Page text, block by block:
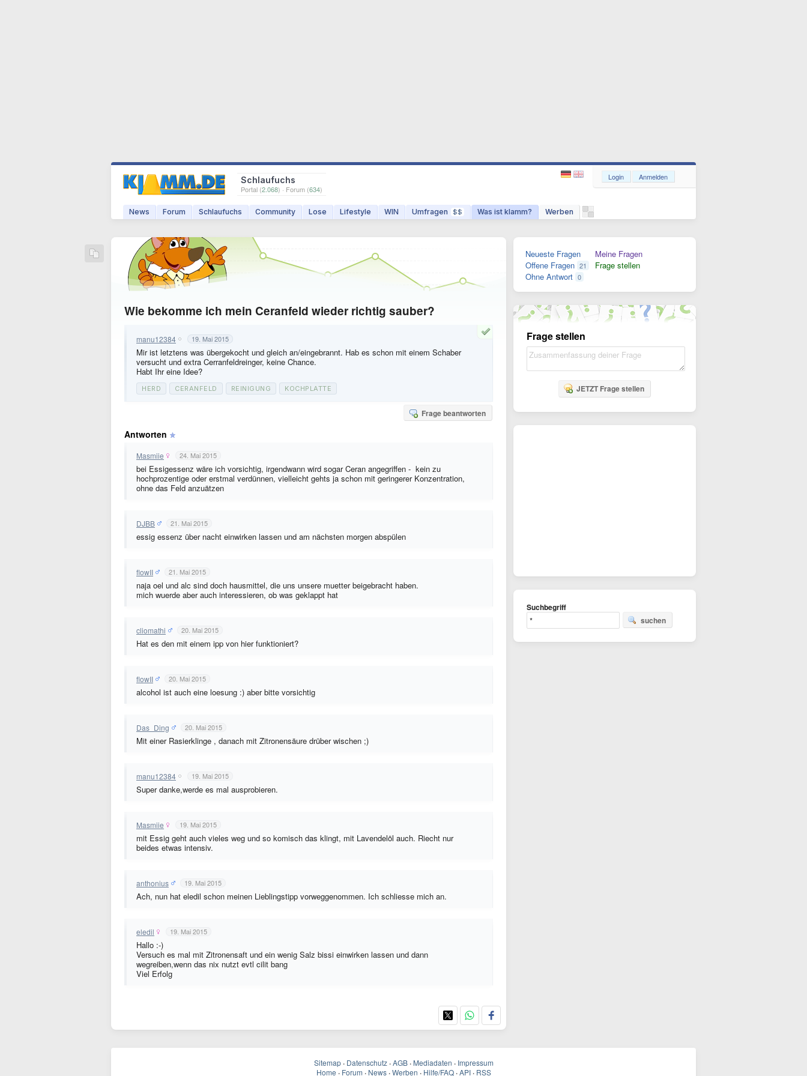
Schlaufuchs
Portal (2.068) · Forum (634)
News Forum Schlaufuchs Community Lose Lifestyle WIN Umfragen $$ Was ist klamm? Werben
Login Anmelden
Wie bekomme ich mein Ceranfeld wieder richtig sauber?
manu12384 19. Mai 2015
Mir ist letztens was übergekocht und gleich an/eingebrannt. Hab es schon mit einem Schaber
versucht und extra Cerranfeldreinger, keine Chance.
Habt Ihr eine Idee?
HERD CERANFELD REINIGUNG KOCHPLATTE
Frage beantworten
Antworten
Masmiie 24. Mai 2015
bei Essigessenz wäre ich vorsichtig, irgendwann wird sogar Ceran angegriffen - kein zu
hochprozentige oder erstmal verdünnen, vielleicht gehts ja schon mit geringerer Konzentration,
ohne das Feld anzuätzen
DJBB 21. Mai 2015
essig essenz über nacht einwirken lassen und am nächsten morgen abspülen
flowII 21. Mai 2015
naja oel und alc sind doch hausmittel, die uns unsere muetter beigebracht haben.
mich wuerde aber auch interessieren, ob was geklappt hat
cliomathi 20. Mai 2015
Hat es den mit einem ipp von hier funktioniert?
flowII 20. Mai 2015
alcohol ist auch eine loesung :) aber bitte vorsichtig
Das_Ding 20. Mai 2015
Mit einer Rasierklinge , danach mit Zitronensäure drüber wischen ;)
manu12384 19. Mai 2015
Super danke,werde es mal ausprobieren.
Masmiie 19. Mai 2015
mit Essig geht auch vieles weg und so komisch das klingt, mit Lavendelöl auch. Riecht nur
beides etwas intensiv.
anthonius 19. Mai 2015
Ach, nun hat eledil schon meinen Lieblingstipp vorweggenommen. Ich schliesse mich an.
eledil 19. Mai 2015
Hallo :-)
Versuch es mal mit Zitronensaft und ein wenig Salz bissi einwirken lassen und dann
wegreiben,wenn das nix nutzt evtl cilit bang
Viel Erfolg
Neueste Fragen
Offene Fragen 21
Ohne Antwort 0
Meine Fragen
Frage stellen
Frage stellen
JETZT Frage stellen
Suchbegriff
suchen
Sitemap · Datenschutz · AGB · Mediadaten · Impressum
Home · Forum · News · Werben · Hilfe/FAQ · API · RSS